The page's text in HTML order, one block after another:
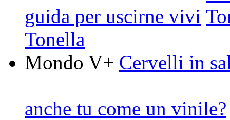
guida per uscirne vivi
Tonella
Mondo V+ Cervelli in
anche tu come un vinile?